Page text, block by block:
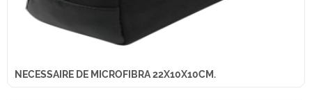
NECESSAIRE DE MICROFIBRA 22X10X10CM.